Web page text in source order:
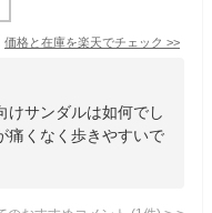
価格と在庫を楽天でチェック >>
けサンダルは如何でし
痛くなく歩きやすいで